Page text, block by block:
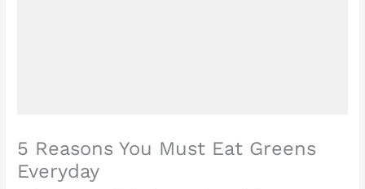
5 Reasons You Must Eat Greens
Everyday